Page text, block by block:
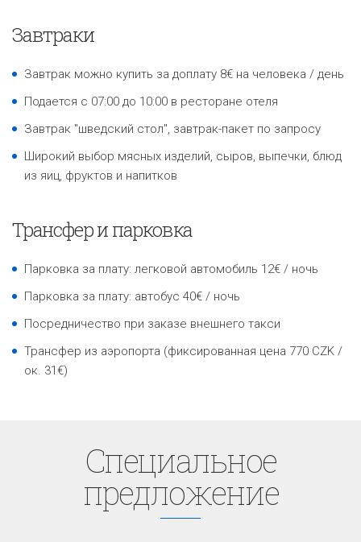
Завтраки
Завтрак можно купить за доплату 8€ на человека / день
Подается с 07:00 до 10:00 в ресторане отеля
Завтрак "шведский стол", завтрак-пакет по запросу
Широкий выбор мясных изделий, сыров, выпечки, блюд
из яиц, фруктов и напитков
Трансфер и парковка
Парковка за плату: легковой автомобиль 12€ / ночь
Парковка за плату: автобус 40€ / ночь
Посредничество при заказе внешнего такси
Трансфер из аэропорта (фиксированная цена 770 CZK /
ок. 31€)
Cпециaльное
предложение